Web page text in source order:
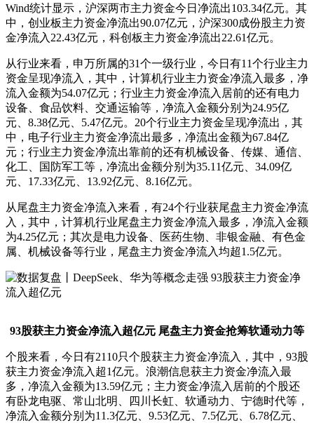
Wind统计显示，沪深两市主力资金今日净流出103.34亿元。其
中，创业板主力资金净流出90.07亿元，沪深300成份股主力资
金净流入22.43亿元，科创板主力资金净流出22.61亿元。
从行业来看，申万所属的31个一级行业，今日有11个行业主力
资金呈现净流入，其中，计算机行业主力资金净流入最多，净
流入金额为54.07亿元；行业主力资金净流入居前的还有电力
设备、食品饮料、交通运输等，净流入金额分别为24.95亿
元、8.38亿元、5.47亿元。20个行业主力资金呈现净流出，其
中，电子行业主力资金净流出最多，净流出金额为67.84亿
元；行业主力资金净流出靠前的还有机械设备、传媒、通信、
化工、国防军工等，净流出金额分别为35.11亿元、34.09亿
元、17.33亿元、13.92亿元、8.16亿元。
从尾盘主力资金净流入来看，有24个行业获尾盘主力资金净流
入，其中，计算机行业尾盘主力资金净流入最多，净流入金额
为4.25亿元；其次是电力设备、医药生物、非银金融、有色金
属、机械设备等行业，尾盘主力资金净流入均超1.5亿元。
93股获主力资金净流入超亿元 尾盘主力资金抢筹软通动力等
个股来看，今日有2110只个股获主力资金净流入，其中，93股
获主力资金净流入超1亿元。浪潮信息获主力资金净流入最
多，净流入金额为13.59亿元；主力资金净流入居前的个股还
有卧龙电驱、常山北明、四川长虹、软通动力、宁德时代等，
净流入金额分别为11.3亿元、9.53亿元、7.5亿元、6.78亿元、